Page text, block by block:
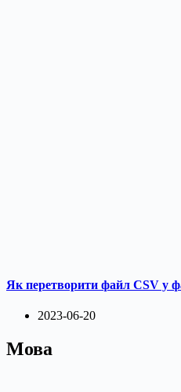
Як перетворити файл CSV у
2023-06-20
Мова